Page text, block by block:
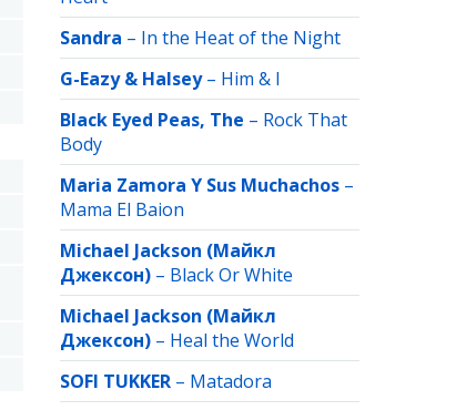
Sandra – In the Heat of the Night
G-Eazy & Halsey– Him & I
Black Eyed Peas, The – Rock That
Body
Maria Zamora Y Sus Muchachos –
Mama El Baion
Michael Jackson (Майкл
Джексон) – Black Or White
Michael Jackson (Майкл
Джексон) – Heal the World
SOFI TUKKER – Matadora